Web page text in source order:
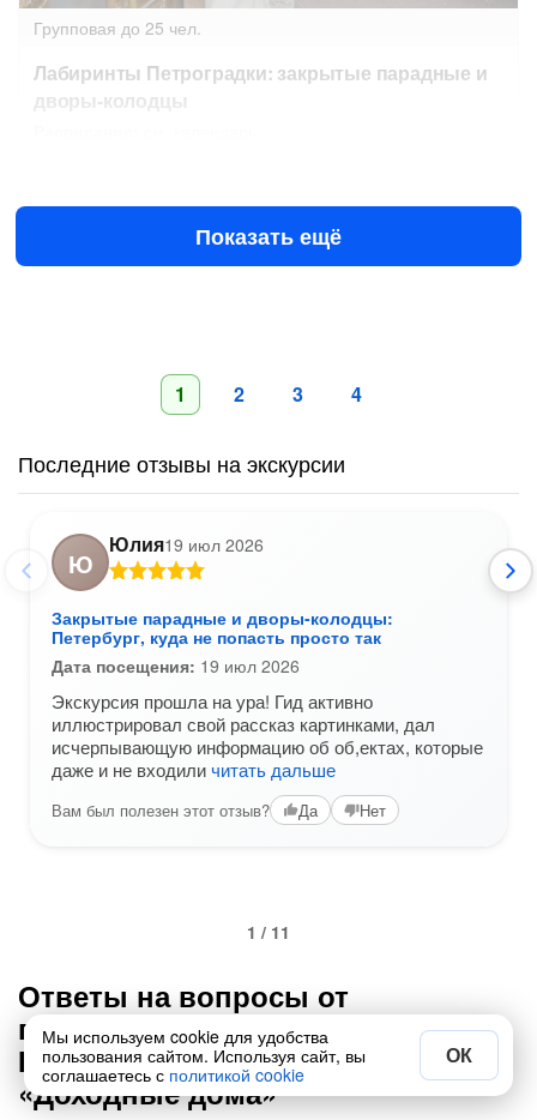
Групповая до 25 чел.
Лабиринты Петроградки: закрытые парадные и
дворы-колодцы
755 ₽ за человека
Показать ещё
1 2 3 4
Последние отзывы на экскурсии
Ю
Юлия19 июл 2026
Закрытые парадные и дворы-колодцы:
Петербург, куда не попасть просто так
Дата посещения: 19 июл 2026
Экскурсия прошла на ура! Гид активно
иллюстрировал свой рассказ картинками, дал
исчерпывающую информацию об об,ектах, которые
даже и не входиличитать дальше
Вам был полезен этот отзыв? Да Нет
1 / 11
Ответы на вопросы от
путешественников по Санкт-
Петербургу в категории
«Доходные дома»
Мы используем cookie для удобства
пользования сайтом. Используя сайт, вы
соглашаетесь с политикой cookie
ОК